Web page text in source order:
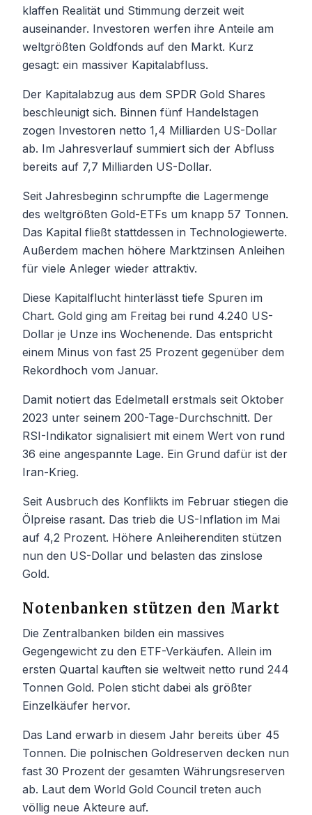
klaffen Realität und Stimmung derzeit weit
auseinander. Investoren werfen ihre Anteile am
weltgrößten Goldfonds auf den Markt. Kurz
gesagt: ein massiver Kapitalabfluss.
Der Kapitalabzug aus dem SPDR Gold Shares
beschleunigt sich. Binnen fünf Handelstagen
zogen Investoren netto 1,4 Milliarden US-Dollar
ab. Im Jahresverlauf summiert sich der Abfluss
bereits auf 7,7 Milliarden US-Dollar.
Seit Jahresbeginn schrumpfte die Lagermenge
des weltgrößten Gold-ETFs um knapp 57 Tonnen.
Das Kapital fließt stattdessen in Technologiewerte.
Außerdem machen höhere Marktzinsen Anleihen
für viele Anleger wieder attraktiv.
Diese Kapitalflucht hinterlässt tiefe Spuren im
Chart. Gold ging am Freitag bei rund 4.240 US-
Dollar je Unze ins Wochenende. Das entspricht
einem Minus von fast 25 Prozent gegenüber dem
Rekordhoch vom Januar.
Damit notiert das Edelmetall erstmals seit Oktober
2023 unter seinem 200-Tage-Durchschnitt. Der
RSI-Indikator signalisiert mit einem Wert von rund
36 eine angespannte Lage. Ein Grund dafür ist der
Iran-Krieg.
Seit Ausbruch des Konflikts im Februar stiegen die
Ölpreise rasant. Das trieb die US-Inflation im Mai
auf 4,2 Prozent. Höhere Anleiherenditen stützen
nun den US-Dollar und belasten das zinslose
Gold.
Notenbanken stützen den Markt
Die Zentralbanken bilden ein massives
Gegengewicht zu den ETF-Verkäufen. Allein im
ersten Quartal kauften sie weltweit netto rund 244
Tonnen Gold. Polen sticht dabei als größter
Einzelkäufer hervor.
Das Land erwarb in diesem Jahr bereits über 45
Tonnen. Die polnischen Goldreserven decken nun
fast 30 Prozent der gesamten Währungsreserven
ab. Laut dem World Gold Council treten auch
völlig neue Akteure auf.